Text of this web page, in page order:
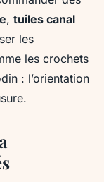
, tuiles canal
les
les crochets
: l’orientation